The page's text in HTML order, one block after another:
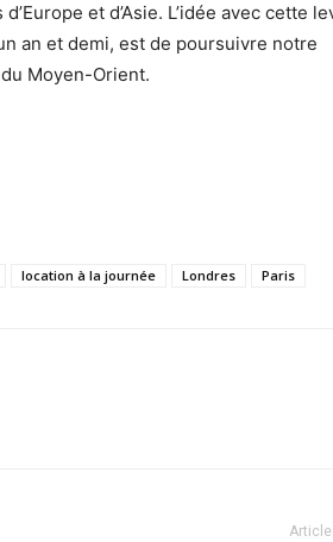
et d’Asie. L’idée avec cette
an et demi, est de poursuivre notre
Moyen-Orient.
location à la journée Londres Paris